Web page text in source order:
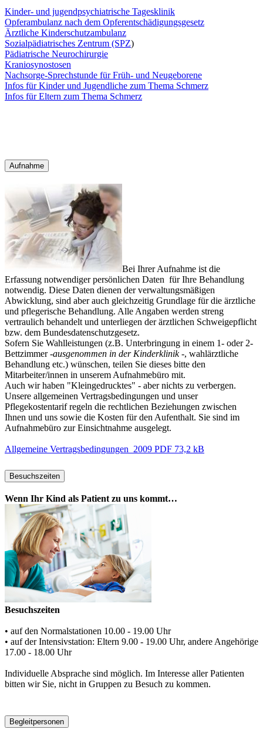
Kinder- und jugendpsychiatrische Tagesklinik
Opferambulanz nach dem Opferentschädigungsgesetz
Ärztliche Kinderschutzambulanz
Sozialpädiatrisches Zentrum (SPZ)
Pädiatrische Neurochirurgie
Kraniosynostosen
Nachsorge-Sprechstunde für Früh- und Neugeborene
Infos für Kinder und Jugendliche zum Thema Schmerz
Infos für Eltern zum Thema Schmerz
Aufnahme
Bei Ihrer Aufnahme ist die
Erfassung notwendiger persönlichen Daten für Ihre Behandlung
notwendig. Diese Daten dienen der verwaltungsmäßigen
Abwicklung, sind aber auch gleichzeitig Grundlage für die ärztliche
und pflegerische Behandlung. Alle Angaben werden streng
vertraulich behandelt und unterliegen der ärztlichen Schweigepflicht
bzw. dem Bundesdatenschutzgesetz.
Sofern Sie Wahlleistungen (z.B. Unterbringung in einem 1- oder 2-
Bettzimmer -ausgenommen in der Kinderklinik-, wahlärztliche
Behandlung etc.) wünschen, teilen Sie dieses bitte den
Mitarbeiter/innen in unserem Aufnahmebüro mit.
Auch wir haben "Kleingedrucktes" - aber nichts zu verbergen.
Unsere allgemeinen Vertragsbedingungen und unser
Pflegekostentarif regeln die rechtlichen Beziehungen zwischen
Ihnen und uns sowie die Kosten für den Aufenthalt. Sie sind im
Aufnahmebüro zur Einsichtnahme ausgelegt.
Allgemeine Vertragsbedingungen_2009 PDF 73,2 kB
Besuchszeiten
Wenn Ihr Kind als Patient zu uns kommt…
Besuchszeiten
• auf den Normalstationen 10.00 - 19.00 Uhr
• auf der Intensivstation: Eltern 9.00 - 19.00 Uhr, andere Angehörige
17.00 - 18.00 Uhr
Individuelle Absprache sind möglich. Im Interesse aller Patienten
bitten wir Sie, nicht in Gruppen zu Besuch zu kommen.
Begleitpersonen